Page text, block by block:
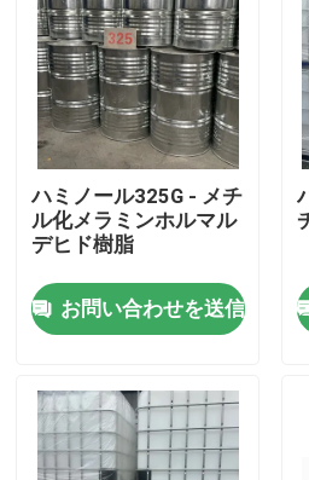
製品
ハミノール325G - メチ
ル化メラミンホルマル
デヒド樹脂
お問い合わせを送信